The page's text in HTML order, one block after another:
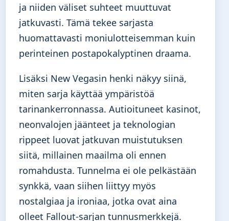
ja niiden väliset suhteet muuttuvat
jatkuvasti. Tämä tekee sarjasta
huomattavasti moniulotteisemman kuin
perinteinen postapokalyptinen draama.
Lisäksi New Vegasin henki näkyy siinä,
miten sarja käyttää ympäristöä
tarinankerronnassa. Autioituneet kasinot,
neonvalojen jäänteet ja teknologian
rippeet luovat jatkuvan muistutuksen
siitä, millainen maailma oli ennen
romahdusta. Tunnelma ei ole pelkästään
synkkä, vaan siihen liittyy myös
nostalgiaa ja ironiaa, jotka ovat aina
olleet Fallout-sarjan tunnusmerkkejä.